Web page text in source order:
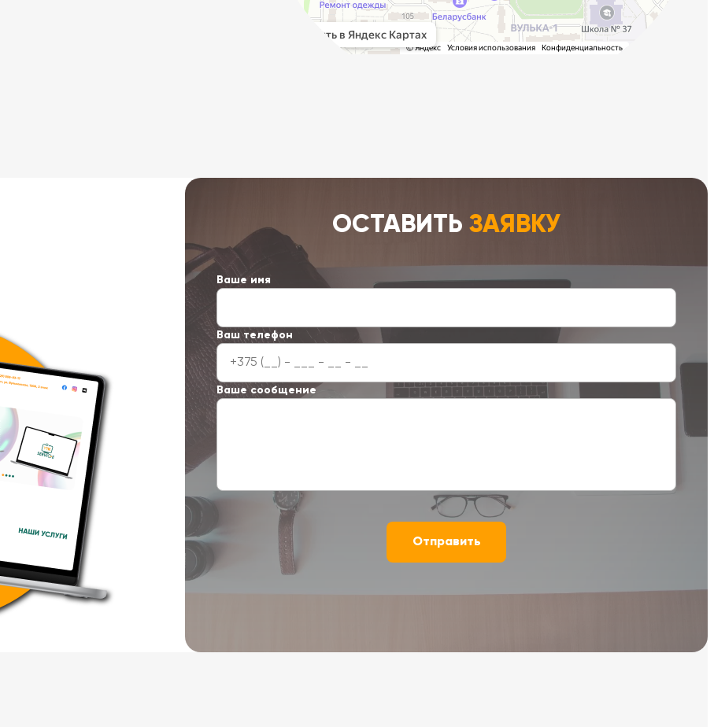
ОСТАВИТЬ ЗАЯВКУ
Ваше имя
Ваш телефон
Ваше сообщение